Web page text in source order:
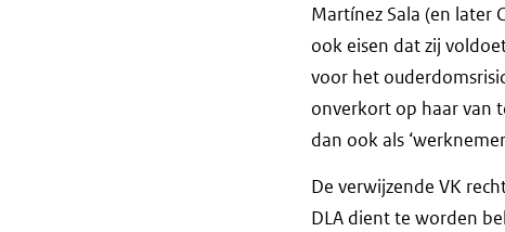
Martínez Sala (en later
ook eisen dat zij
voor het
onverkort op haar van
dan ook als
De verwijzende VK
DLA dient te worden